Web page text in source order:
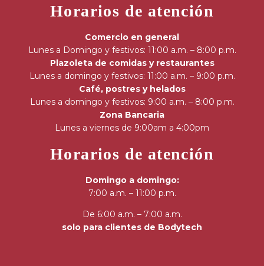
Horarios de atención
Comercio en general
Lunes a Domingo y festivos: 11:00 a.m. – 8:00 p.m.
Plazoleta de comidas y restaurantes
Lunes a domingo y festivos: 11:00 a.m. – 9:00 p.m.
Café, postres y helados
Lunes a domingo y festivos: 9:00 a.m. – 8:00 p.m.
Zona Bancaria
Lunes a viernes de 9:00am a 4:00pm
Horarios de atención
Domingo a domingo:
7:00 a.m. – 11:00 p.m.
De 6:00 a.m. – 7:00 a.m.
solo para clientes de Bodytech